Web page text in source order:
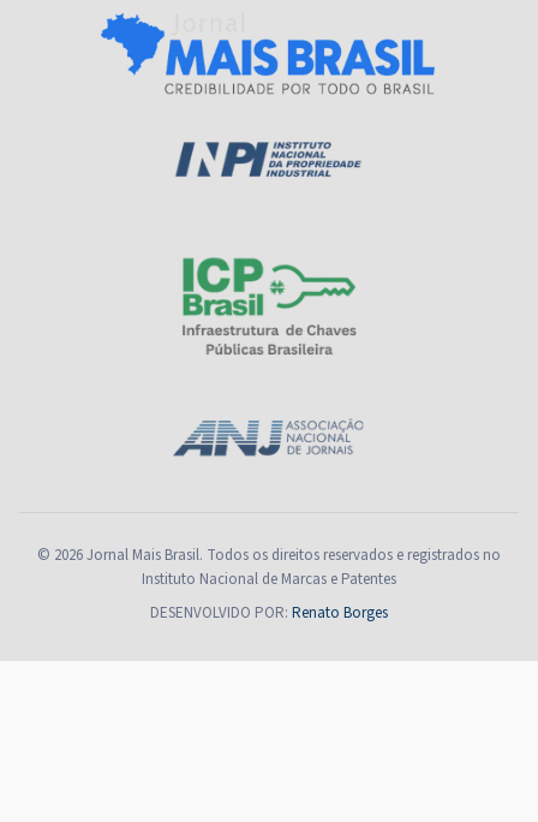
© 2026 Jornal Mais Brasil. Todos os direitos reservados e registrados no
Instituto Nacional de Marcas e Patentes
DESENVOLVIDO POR: Renato Borges